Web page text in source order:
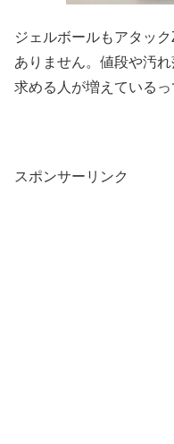
ジェルボールもアタッ
ありません。値段や汚
求める人が増えているっ
スポンサーリンク